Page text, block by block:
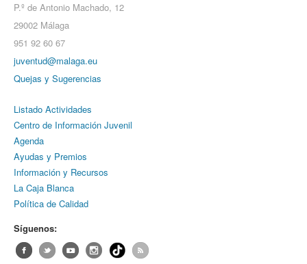
P.º de Antonio Machado, 12
29002 Málaga
951 92 60 67
juventud@malaga.eu
Quejas y Sugerencias
Listado Actividades
Centro de Información Juvenil
Agenda
Ayudas y Premios
Información y Recursos
La Caja Blanca
Política de Calidad
Síguenos: